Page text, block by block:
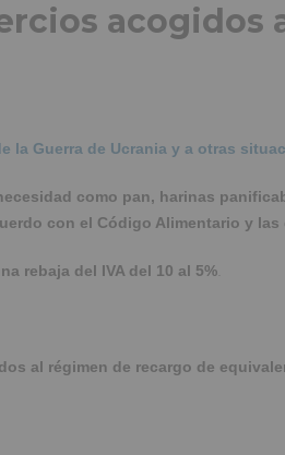
acogidos
la Guerra de Ucrania y a otras
como pan, harinas
con el Código Alimentario y
rebaja del IVA del 10 al 5%
al régimen de recargo de